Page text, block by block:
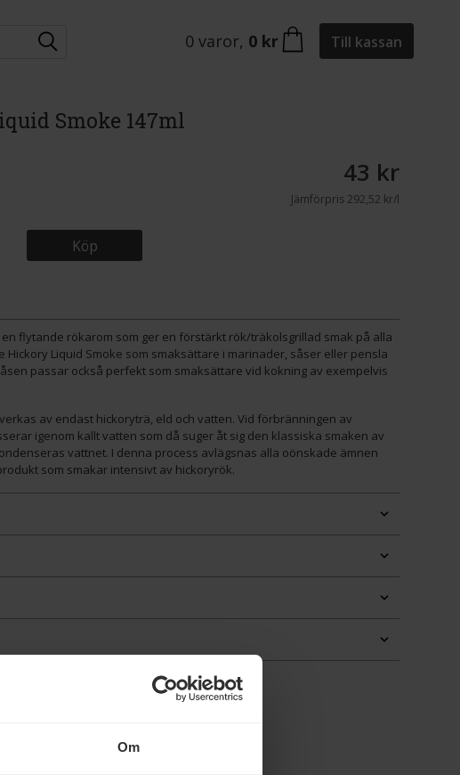
Om
0 varor, 0 kr Till kassan
Smoke 147ml
43 kr
Jämförpris292,52 kr/l
Köp
en flytande rökarom som ger en förstärkt rök/träkolsgrillad smak på alla
Hickory Liquid Smoke som smaksättare i marinader, såser eller pensla
passar också perfekt som smaksättare vid kokning av exempelvis
av endast hickoryträ, eld och vatten. Vid förbränningen av
igenom kallt vatten som då suger åt sig den klassiska smaken av
vattnet. I denna process avlägsnas alla oönskade ämnen
som smakar intensivt av hickoryrök.